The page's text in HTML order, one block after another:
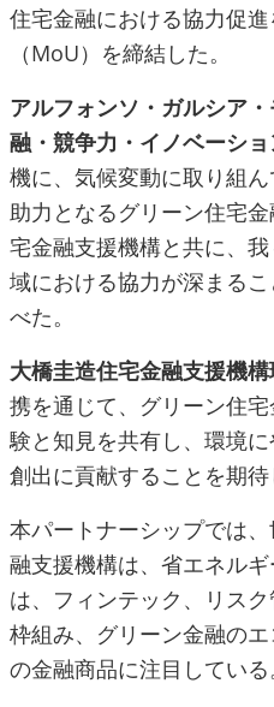
住宅金融における協力促
（MoU）を締結した。
アルフォンソ・ガルシア
融・競争力・イノベーシ
機に、気候変動に取り組
助力となるグリーン住宅
宅金融支援機構と共に、
域における協力が深まる
べた。
大橋圭造住宅金融支援機
携を通じて、グリーン住
験と知見を共有し、環境
創出に貢献することを期待
本パートナーシップでは
融支援機構は、省エネル
は、フィンテック、リス
枠組み、グリーン金融の
の金融商品に注目している